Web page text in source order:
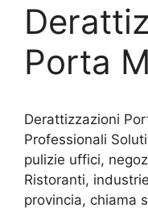
Porta
Derattizzazioni
Professionali
pulizie uffici,
Ristoranti,
provincia, chiama